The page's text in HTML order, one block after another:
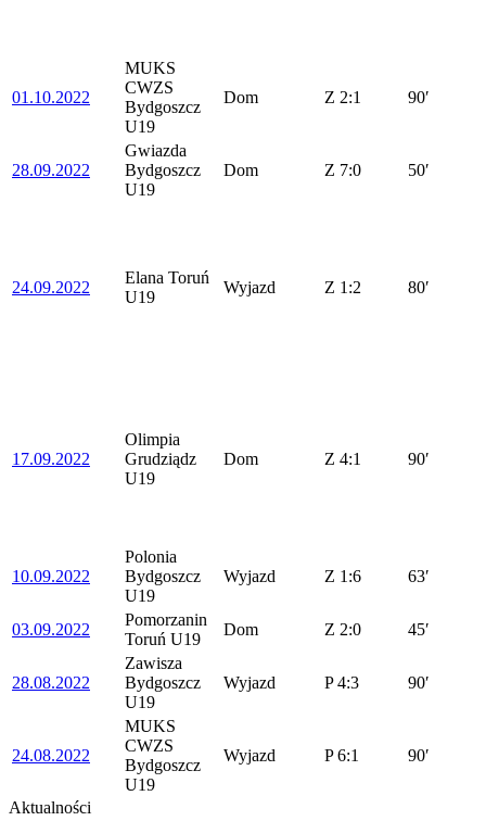
01.10.2022
MUKS
CWZS
Bydgoszcz
U19
Dom Z 2:1 90′
28.09.2022
Gwiazda
Bydgoszcz
U19
Dom Z 7:0 50′
24.09.2022
Elana Toruń
U19
Wyjazd Z 1:2 80′
17.09.2022
Olimpia
Grudziądz
U19
Dom Z 4:1 90′
10.09.2022
Polonia
Bydgoszcz
U19
Wyjazd Z 1:6 63′
03.09.2022
Pomorzanin
Toruń U19
Dom Z 2:0 45′
28.08.2022
Zawisza
Bydgoszcz
U19
Wyjazd P 4:3 90′
24.08.2022
MUKS
CWZS
Bydgoszcz
U19
Wyjazd P 6:1 90′
Aktualności